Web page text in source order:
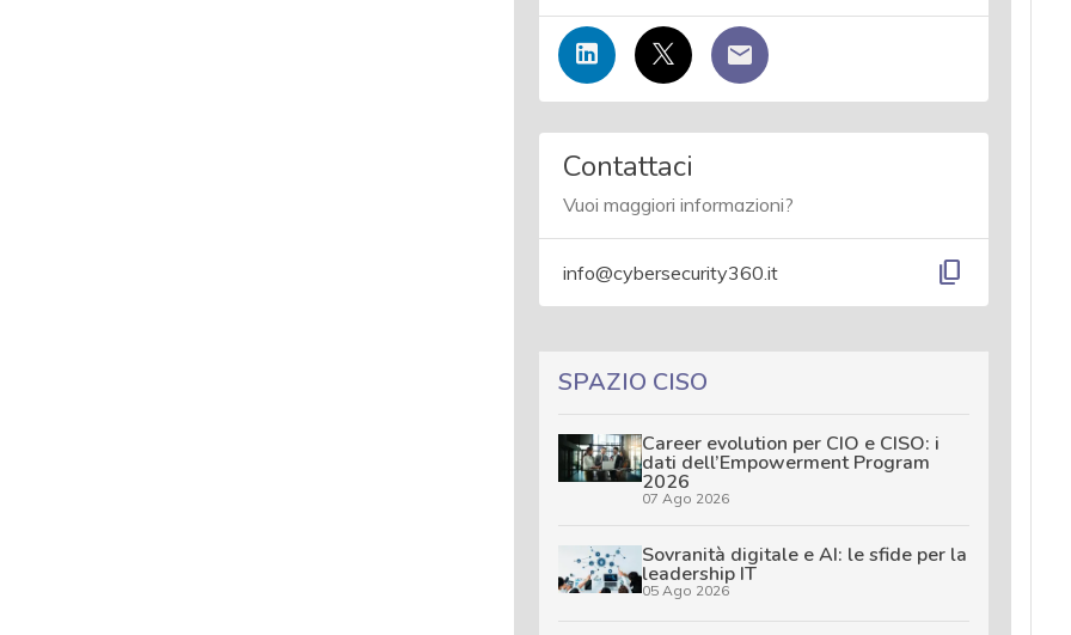
Contattaci
Vuoi maggiori informazioni?
info@cybersecurity360.it content_copy
SPAZIO CISO
Career evolution per CIO e CISO: i
dati dell’Empowerment Program
2026
07 Ago 2026
Sovranità digitale e AI: le sfide per la
leadership IT
05 Ago 2026